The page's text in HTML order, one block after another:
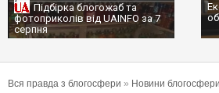
Підбірка блогожаб та
фотоприколів від UAINFO за 7
серпня
Вся правда з блогосфери » Новини блогосфери